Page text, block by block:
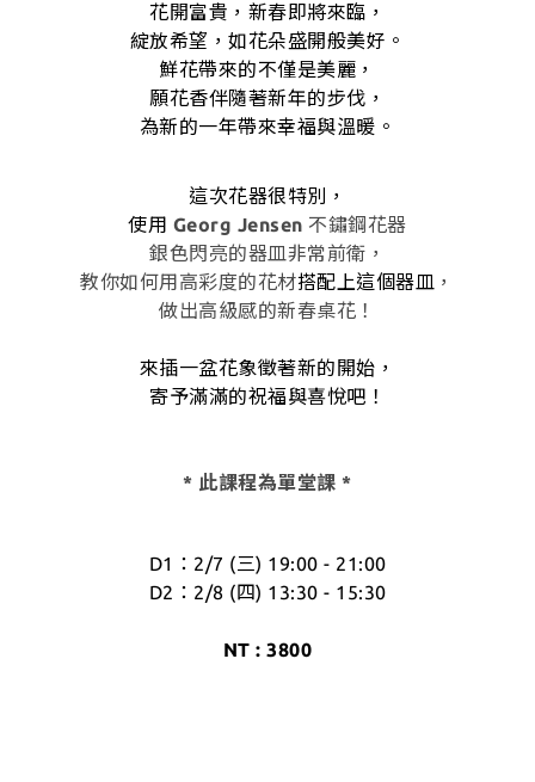
花開富貴，新春即將來臨，
綻放希望，如花朵盛開般美好。
鮮花帶來的不僅是美麗，
願花香伴隨著新年的步伐，
為新的一年帶來幸福與溫暖。
這次花器很特別，
使用 Georg Jensen 不鏽鋼花器
銀色閃亮的器皿非常前衛，
教你如何用高彩度的花材搭配上這個器皿 ，
做出高級感的新春桌花！
來插一盆花象徵著新的開始，
寄予滿滿的祝福與喜悅吧！
* 此課程為單堂課 *
D1：2/7 (三) 19:00 - 21:00
D2：2/8 (四) 13:30 - 15:30
NT : 3800